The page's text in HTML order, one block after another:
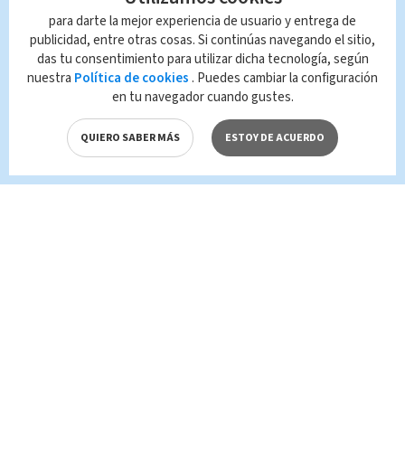
Clandestinas Narcotráfico
Queda prohibida la reproducción total o
parcial del contenido de esta página, mismo
que es propiedad de TELEDIARIO; su
reproducción no autorizada constituye una
infracción y un delito de conformidad con las
leyes aplicables.
para darte la mejor experiencia de usuario y entrega de
publicidad, entre otras cosas. Si continúas navegando el sitio,
das tu consentimiento para utilizar dicha tecnología, según
nuestra Política de cookies . Puedes cambiar la configuración
en tu navegador cuando gustes.
QUIERO SABER MÁS ESTOY DE ACUERDO